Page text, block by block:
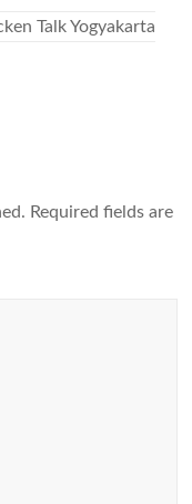
Talk Yogyakarta
Required fields are